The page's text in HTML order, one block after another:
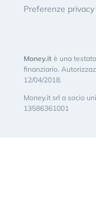
Preferenze privacy
Money.it è una
finanziario.
12/04/2018.
Money.it srl a socio
13586361001